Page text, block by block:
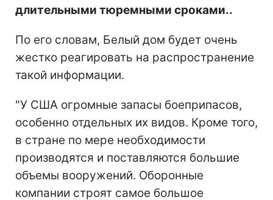
длительными тюремными сроками..
По его словам, Белый дом будет очень
жестко реагировать на распространение
такой информации.
"У США огромные запасы боеприпасов,
особенно отдельных их видов. Кроме того,
в стране по мере необходимости
производятся и поставляются большие
объемы вооружений. Оборонные
компании строят самое большое